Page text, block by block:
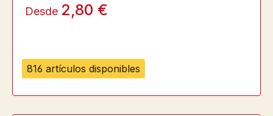
816 artículos disponibles
Desde 2,80 €